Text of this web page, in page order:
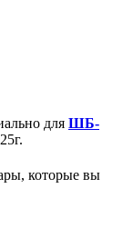
для ШБ-
которые вы